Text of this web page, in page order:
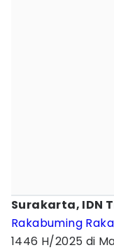
Surakarta, IDN
Rakabuming Raka
1446 H/2025 di